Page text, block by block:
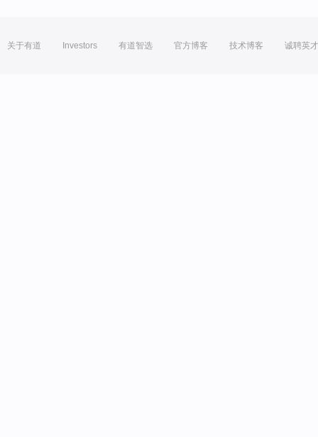
关于有道 Investors 有道智选 官方博客 技术博客 诚聘英才